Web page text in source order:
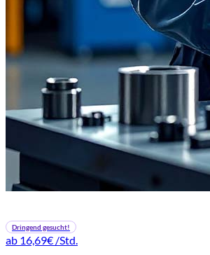
Dringend gesucht!
ab 16,69€ /Std.